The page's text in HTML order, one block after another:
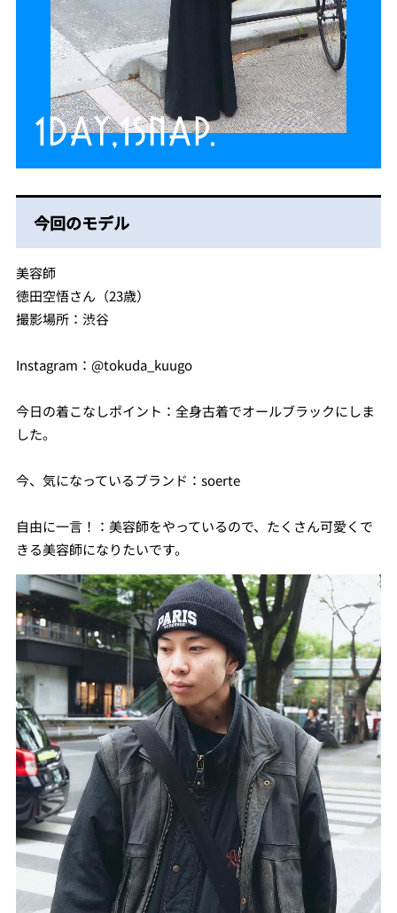
今回のモデル
美容師
徳田空悟さん（23歳）
撮影場所：渋谷
Instagram：@tokuda_kuugo
今日の着こなしポイント：全身古着でオールブラックにしま
した。
今、気になっているブランド：soerte
自由に一言！：美容師をやっているので、たくさん可愛くで
きる美容師になりたいです。